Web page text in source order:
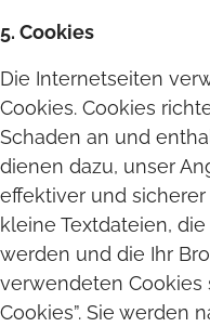
5. Cookies
Die Internetseiten
Cookies. Cookies
Schaden an und
dienen dazu, unser
effektiver und
kleine Textdateien,
werden und die Ihr
verwendeten Cookies
Cookies”. Sie werden